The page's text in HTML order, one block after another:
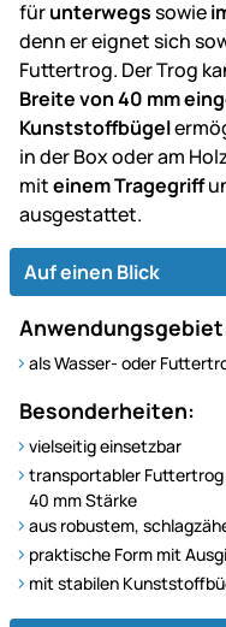
fürunterwegssowie
denn er eignet sich
Futtertrog. Der Trog
Breite von 40 mm
Kunststoffbügel
in der Box oder am
miteinem Tragegriff
ausgestattet.
Auf einen Blick
als Wasser- oder
Besonderheiten:
vielseitig einsetzbar
transportabler Futtertrog
40 mm Stärke
aus robustem,
praktische Form mit
mit stabilen